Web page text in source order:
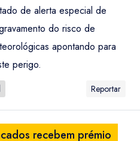
de alerta especial de
do risco de
apontando para
perigo.
Reportar
recebem prémio